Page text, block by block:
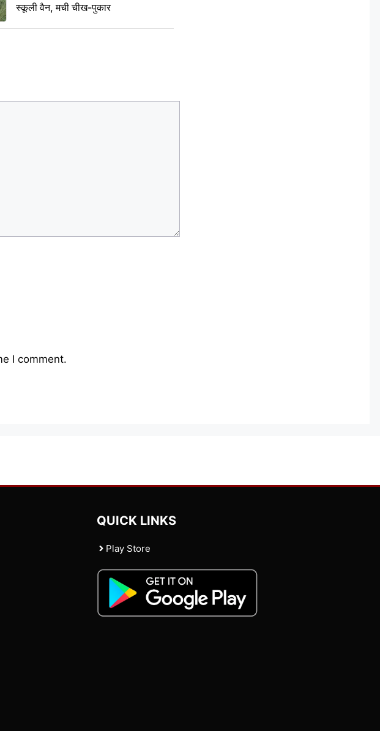
स्कूली वैन, मची चीख-पुकार
I comment.
QUICK LINKS
Play Store